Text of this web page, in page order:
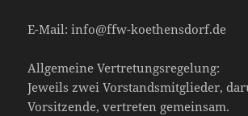
E-Mail: info@ffw-koethensdorf.de
Allgemeine Vertretungsregelung:
Jeweils zwei Vorstandsmitglieder,
Vorsitzende, vertreten gemeinsam.